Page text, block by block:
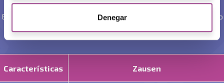
Denegar
Elegir el CMS adecuado para ti es indispensable para el éxito
online de tu agencia. Compáralos aquí:
Características Zausen